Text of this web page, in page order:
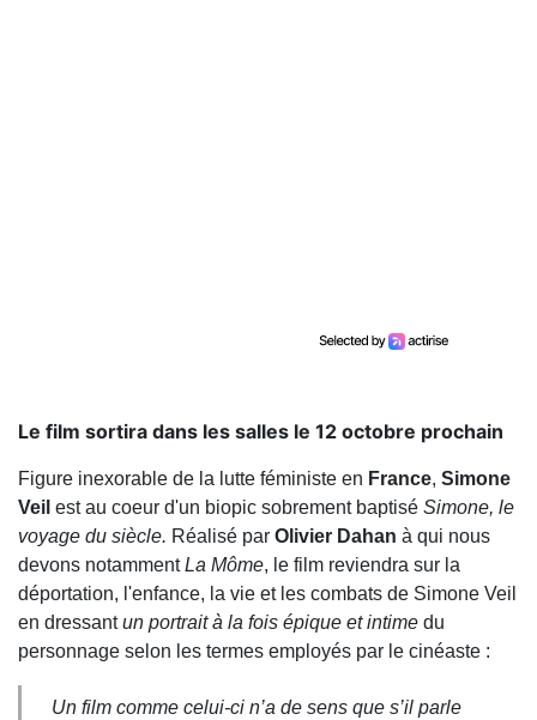
Le film sortira dans les salles le 12 octobre prochain
Figure inexorable de la lutte féministe en France, Simone
Veil est au coeur d'un biopic sobrement baptisé Simone, le
voyage du siècle. Réalisé par Olivier Dahan à qui nous
devons notammentLa Môme, le film reviendra sur la
déportation, l'enfance, la vie et les combats de Simone Veil
en dressantun portrait à la fois épique et intime du
personnage selon les termes employés par le cinéaste :
Un film comme celui-ci n’a de sens que s’il parle